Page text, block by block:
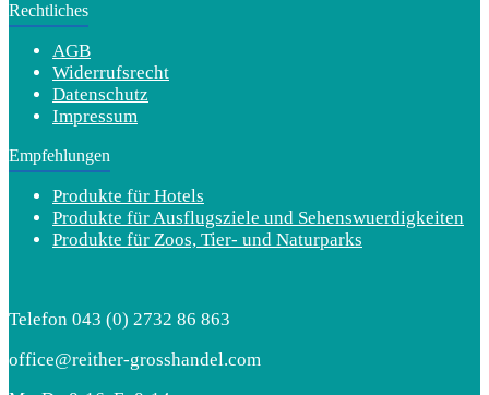
Rechtliches
AGB
Widerrufsrecht
Datenschutz
Impressum
Empfehlungen
Produkte für Hotels
Produkte für Ausflugsziele und Sehenswuerdigkeiten
Produkte für Zoos, Tier- und Naturparks
Telefon 043 (0) 2732 86 863
office@reither-grosshandel.com